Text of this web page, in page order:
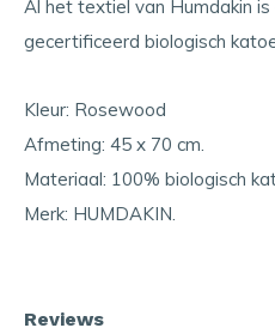
Al het textiel van Humdakin
gecertificeerd biologisch
Kleur: Rosewood
Afmeting: 45 x 70 cm.
Materiaal: 100% biologisch
Merk: HUMDAKIN.
Reviews